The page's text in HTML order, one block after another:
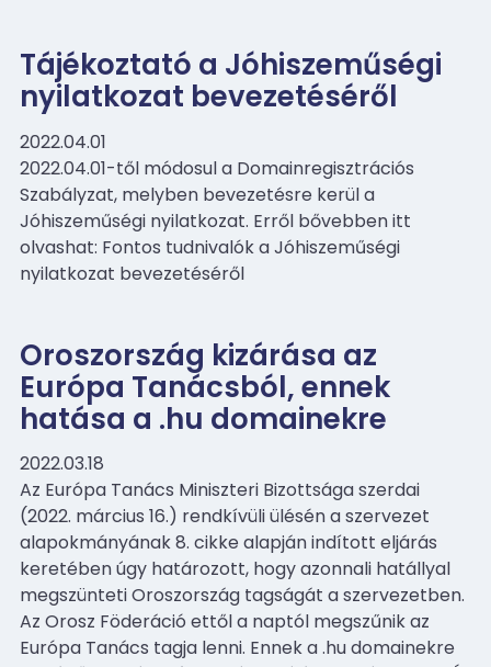
Tájékoztató a Jóhiszeműségi
nyilatkozat bevezetéséről
2022.04.01
2022.04.01-től módosul a Domainregisztrációs
Szabályzat, melyben bevezetésre kerül a
Jóhiszeműségi nyilatkozat. Erről bővebben itt
olvashat: Fontos tudnivalók a Jóhiszeműségi
nyilatkozat bevezetéséről
Oroszország kizárása az
Európa Tanácsból, ennek
hatása a .hu domainekre
2022.03.18
Az Európa Tanács Miniszteri Bizottsága szerdai
(2022. március 16.) rendkívüli ülésén a szervezet
alapokmányának 8. cikke alapján indított eljárás
keretében úgy határozott, hogy azonnali hatállyal
megszünteti Oroszország tagságát a szervezetben.
Az Orosz Föderáció ettől a naptól megszűnik az
Európa Tanács tagja lenni. Ennek a .hu domainekre